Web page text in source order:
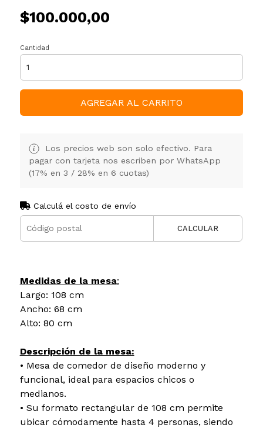
$100.000,00
Cantidad
AGREGAR AL CARRITO
Los precios web son solo efectivo. Para
pagar con tarjeta nos escriben por WhatsApp
(17% en 3 / 28% en 6 cuotas)
Calculá el costo de envío
CALCULAR
Medidas de la mesa:
Largo: 108 cm
Ancho: 68 cm
Alto: 80 cm
Descripción de la mesa:
• Mesa de comedor de diseño moderno y
funcional, ideal para espacios chicos o
medianos.
• Su formato rectangular de 108 cm permite
ubicar cómodamente hasta 4 personas, siendo